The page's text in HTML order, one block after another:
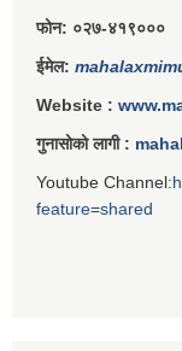
फोन: ०२७-४१९०००
ईमेल:
Website :
गुनासोको लागी :
Youtube Channel:
feature=shared